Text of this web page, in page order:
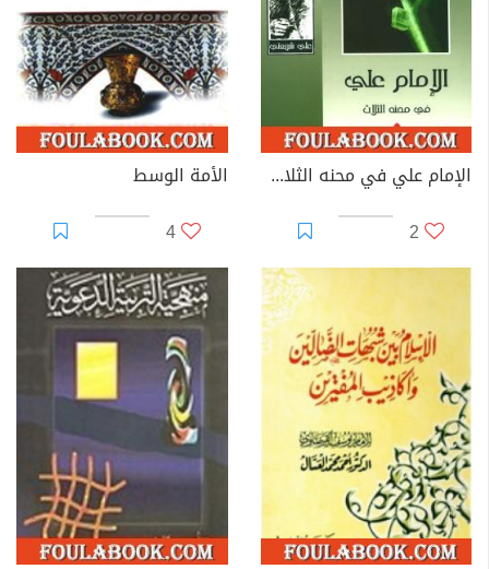
الإمام علي في محنه الثلاث - الآثار الكاملة
2
الأمة الوسط
4